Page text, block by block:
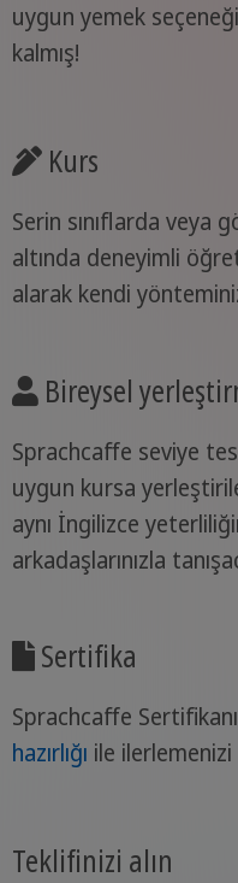
uygun yemek
kalmış!
Kurs
Serin sınıflarda veya
altında deneyimli
alarak kendi
Bireysel
Sprachcaffe seviye
uygun kursa
aynı İngilizce
arkadaşlarınızla
Sertifika
Sprachcaffe
hazırlığı ile ilerlemenizi
Teklifinizi alın